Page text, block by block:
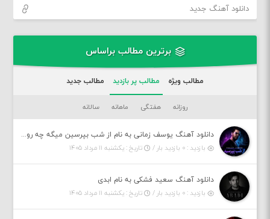
دانلود آهنگ جدید
برترین مطالب براساس
مطالب ویژه مطالب پر بازدید مطالب جدید
روزانه هفتگی ماهانه سالانه
دانلود آهنگ یوسف زمانی به نام از شب بپرسین میگه چه روزگاری دارم
بازدید : ۰ بازدید بار /
تاریخ : یکشنبه ۱۱ مرداد ۱۴۰۵
دانلود آهنگ سعید فشکی به نام ابدی
بازدید : ۰ بازدید بار /
تاریخ : یکشنبه ۱۱ مرداد ۱۴۰۵